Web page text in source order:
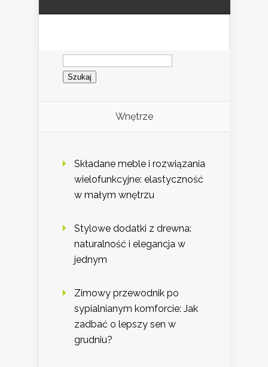
Szukaj:
Wnętrze
Składane meble i rozwiązania
wielofunkcyjne: elastyczność
w małym wnętrzu
Stylowe dodatki z drewna:
naturalność i elegancja w
jednym
Zimowy przewodnik po
sypialnianym komforcie: Jak
zadbać o lepszy sen w
grudniu?